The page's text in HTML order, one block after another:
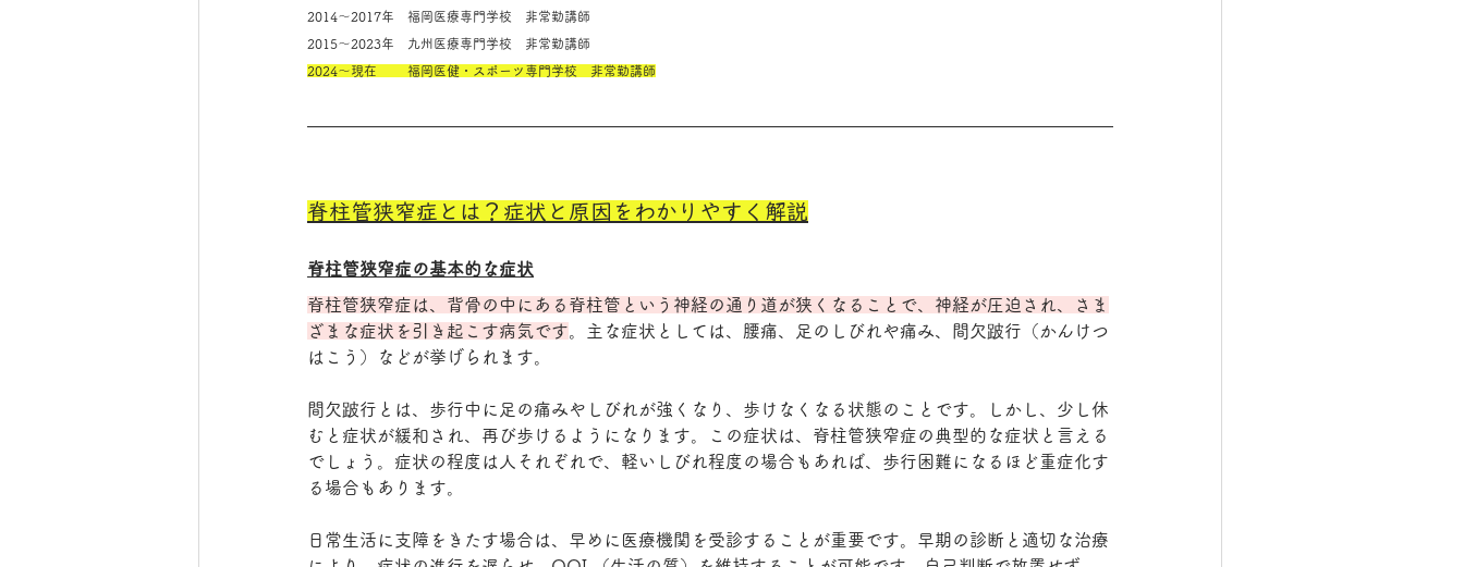
2014～2017年　福岡医療専門学校　非常勤講師
2015～2023年　九州医療専門学校　非常勤講師
2024～現在　　 福岡医健・スポーツ専門学校　非常勤講師
脊柱管狭窄症とは？症状と原因をわかりやすく解説
脊柱管狭窄症の基本的な症状
脊柱管狭窄症は、背骨の中にある脊柱管という神経の通り道が狭くなることで、神経が圧迫され、さま
ざまな症状を引き起こす病気です。主な症状としては、腰痛、足のしびれや痛み、間欠跛行（かんけつ
はこう）などが挙げられます。
間欠跛行とは、歩行中に足の痛みやしびれが強くなり、歩けなくなる状態のことです。しかし、少し休
むと症状が緩和され、再び歩けるようになります。この症状は、脊柱管狭窄症の典型的な症状と言える
でしょう。症状の程度は人それぞれで、軽いしびれ程度の場合もあれば、歩行困難になるほど重症化す
る場合もあります。
日常生活に支障をきたす場合は、早めに医療機関を受診することが重要です。早期の診断と適切な治療